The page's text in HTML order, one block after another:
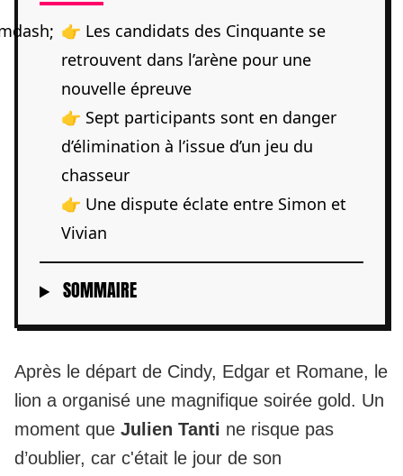
👉 Les candidats des Cinquante se
retrouvent dans l’arène pour une
nouvelle épreuve
👉 Sept participants sont en danger
d’élimination à l’issue d’un jeu du
chasseur
👉 Une dispute éclate entre Simon et
Vivian
SOMMAIRE
Après le départ de Cindy, Edgar et Romane, le
lion a organisé une magnifique soirée gold. Un
moment que Julien Tanti ne risque pas
d’oublier, car c'était le jour de son